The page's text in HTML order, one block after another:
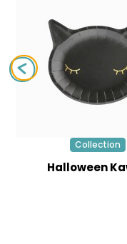
Collection
Halloween